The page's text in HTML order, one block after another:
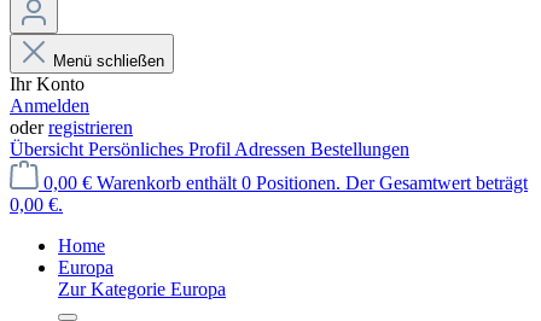
Menü schließen
Ihr Konto
Anmelden
oderregistrieren
Übersicht Persönliches Profil Adressen Bestellungen
0,00 € Warenkorb enthält 0 Positionen. Der Gesamtwert beträgt
0,00 €.
Home
Europa
Zur Kategorie Europa